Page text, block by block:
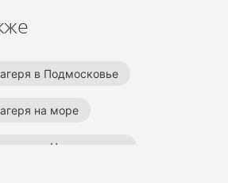
в Подмосковье
на море
на Черном море